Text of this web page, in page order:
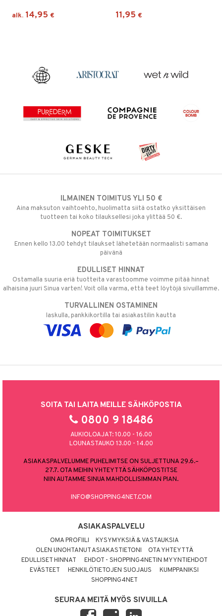
alk. 14,95 € 11,95 €
ILMAINEN TOIMITUS YLI 50 €
Aina maksuton vaihtoehto, huolimatta siitä ostatko yksittäisen
tuotteen tai koko tilauksellesi joka ylittää 50 €.
NOPEAT TOIMITUKSET
Ennen kello 13.00 tehdyt tilaukset lähetetään normaalisti samana
päivänä
EDULLISET HINNAT
Ostamalla suuria eriä tuotteita varastoomme voimme pitää hinnat
alhaisina juuri Sinua varten! Voit olla varma, että teet löytöjä sivuillamme.
TURVALLINEN OSTAMINEN
laskulla, pankkikortilla tai asiakastilin kautta
SOITA TAI LAITA MEILLE SÄHKÖPOSTIA
0800 9 18486
AUKIOLOAJAT: 10.00 - 16.00
LOUNASTAUKO 13.00 - 14.00
ASIAKASPALVELUMME PUHELIMITSE ON SULJETTUNA 29.6.–
27.7. OTA MEIHIN YHTEYTTÄ SÄHKÖPOSTITSE
NIIN AUTAMME SINUA MAHDOLLISIMMAN PIAN.
INFO@SHOPPING4NET.COM
ASIAKASPALVELU
OMA PROFIILI
KYSYMYKSIÄ & VASTAUKSIA
OLEN UNOHTANUT ASIAKASTIETONI
OTA YHTEYTTÄ
EDULLISET HINNAT
EHDOT - SHOPPING4NETIN MYYNTIEHDOT
EVÄSTEET
HENKILÖTIETOJEN SUOJAUS
KUMPPANIKSI
SHOPPING4NET
SEURAA MEITÄ MYÖS SIVUILLA